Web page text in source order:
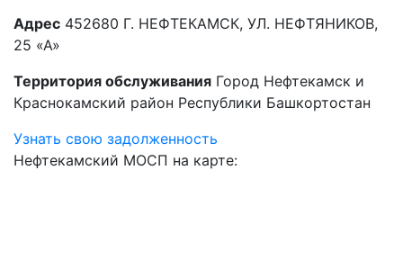
Адрес 452680 Г. НЕФТЕКАМСК, УЛ. НЕФТЯНИКОВ,
25 «А»
Территория обслуживания Город Нефтекамск и
Краснокамский район Республики Башкортостан
Узнать свою задолженность
Нефтекамский МОСП на карте: